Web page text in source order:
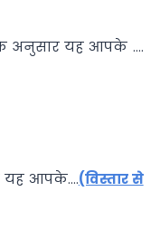
के अनुसार यह आपके ….
यह आपके….(विस्तार से